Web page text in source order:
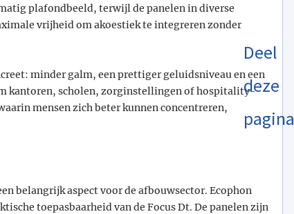
plafondbeeld, terwijl de panelen in diverse
vrijheid om akoestiek te integreren zonder
minder galm, een prettiger geluidsniveau en een
kantoren, scholen, zorginstellingen of hospitality-
mensen zich beter kunnen concentreren,
belangrijk aspect voor de afbouwsector. Ecophon
toepasbaarheid van de Focus Dt. De panelen zijn
Deel
deze
pagina